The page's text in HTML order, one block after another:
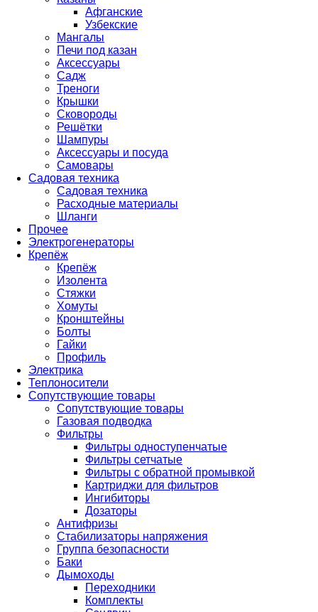
Афганские
Узбекские
Мангалы
Печи под казан
Аксессуары
Садж
Треноги
Крышки
Сковороды
Решётки
Шампуры
Аксессуары и посуда
Самовары
Садовая техника
Садовая техника
Расходные материалы
Шланги
Прочее
Электрогенераторы
Крепёж
Крепёж
Изолента
Стяжки
Хомуты
Кронштейны
Болты
Гайки
Профиль
Электрика
Теплоносители
Сопутствующие товары
Сопутствующие товары
Газовая подводка
Фильтры
Фильтры одноступенчатые
Фильтры сетчатые
Фильтры с обратной промывкой
Картриджи для фильтров
Ингибиторы
Дозаторы
Антифризы
Стабилизаторы напряжения
Группа безопасности
Баки
Дымоходы
Переходники
Комплекты